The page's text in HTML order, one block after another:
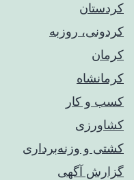
کردستان
کردونی، روزبه
کرمان
کرمانشاه
کسب و کار
کشاورزی
کشتی و وزنه‌برداری
گزارش آگهی